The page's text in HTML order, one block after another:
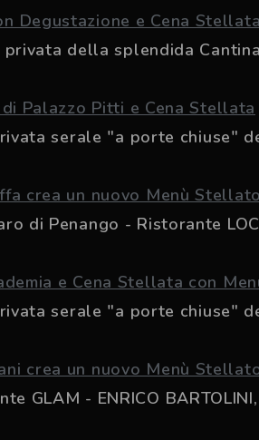
Degustazione e Cena
della splendida
Palazzo Pitti e Cena Stellata
serale "a porte chiuse"
crea un nuovo Menù
di Penango - Ristorante
e Cena Stellata con
serale "a porte chiuse"
crea un nuovo Menù
GLAM - ENRICO